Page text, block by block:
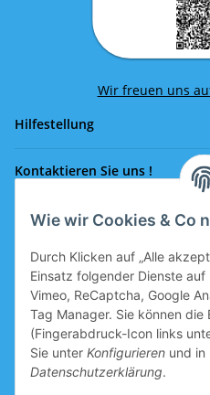
Wie wir Cookies & Co
Durch Klicken auf „Alle
Einsatz folgender Dienste auf
Vimeo, ReCaptcha, Google
Tag Manager. Sie können
(Fingerabdruck-Icon links
Sie unter Konfigurieren und in
Datenschutzerklärung.
Wir freuen uns
Hilfestellung
Kontaktieren Sie uns !
Rufen Sie uns an!
Mitglied der WKO
Informationen